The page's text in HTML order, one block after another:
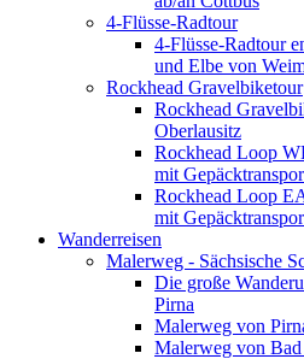
4-Flüsse-Radtour
4-Flüsse-Radtour
und Elbe von
Rockhead Gravelbiketour
Rockhead
Oberlausitz
Rockhead Loop
mit
Rockhead Loop
mit
Wanderreisen
Malerweg - Sächsische
Die große
Pirna
Malerweg von
Malerweg von